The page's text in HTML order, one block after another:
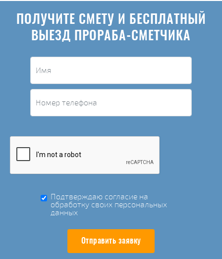
ПОЛУЧИТЕ СМЕТУ И БЕСПЛАТНЫЙ
ВЫЕЗД ПРОРАБА-СМЕТЧИКА
Подтверждаю согласие на
обработку своих персональных
данных
Отправить заявку